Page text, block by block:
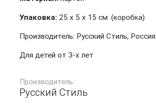
Упаковка: 25 х 5 х 15 см. (коробка)
Производитель: Русский Стиль, Россия
Для детей от 3-х лет
Производитель:
Русский Стиль